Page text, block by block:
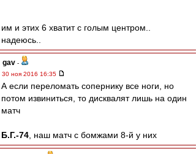
им и этих 6 хватит с голым центром..
надеюсь..
gav -
30 ноя 2016 16:35
А если переломать сопернику все ноги, но
потом извиниться, то дисквалят лишь на один
матч
Б.Г.-74 , наш матч с бомжами 8-й у них